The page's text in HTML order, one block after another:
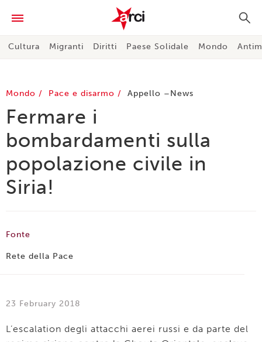
Cultura Migranti Diritti Paese Solidale Mondo
Mondo Pace e disarmo Appello News
Fermare i
bombardamenti sulla
popolazione civile in
Siria!
Fonte
Rete della Pace
23 February 2018
L’escalation degli attacchi aerei russi e da parte del